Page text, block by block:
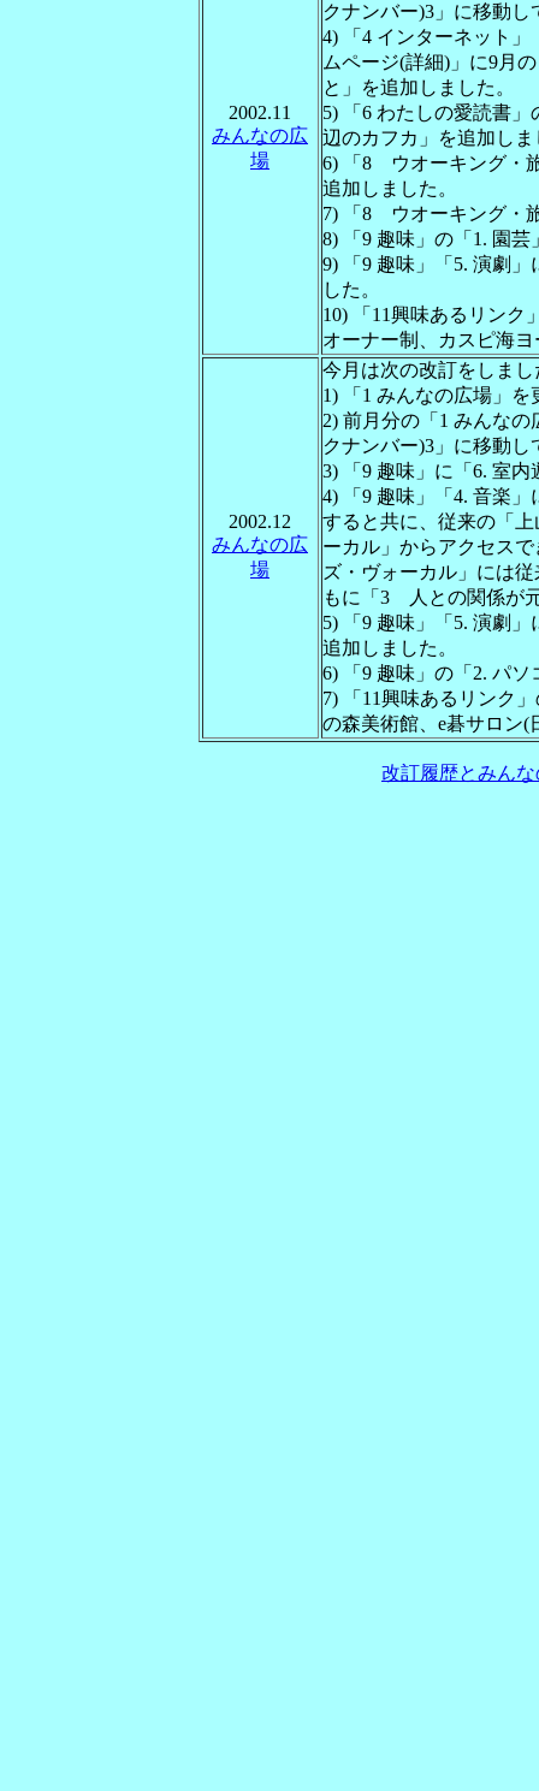
2002.11
みんなの広
場
クナンバー)3」に移動し
4) 「4 インターネット
ムページ(詳細)」に9月
と」を追加しました。
5) 「6 わたしの愛読書
辺のカフカ」を追加しま
6) 「8 ウオーキング・
追加しました。
7) 「8 ウオーキング・
8) 「9 趣味」の「1. 園
9) 「9 趣味」「5. 演劇
した。
10) 「11興味あるリン
オーナー制、カスピ海
2002.12
みんなの広
場
今月は次の改訂をしまし
1) 「1 みんなの広場」を
2) 前月分の「1 みんな
クナンバー)3」に移動し
3) 「9 趣味」に「6. 室
4) 「9 趣味」「4. 音楽
すると共に、従来の「
ーカル」からアクセス
ズ・ヴォーカル」には
もに「3 人との関係が
5) 「9 趣味」「5. 演劇
追加しました。
6) 「9 趣味」の「2. パ
7) 「11興味あるリンク
の森美術館、e碁サロン
改訂履歴とみん